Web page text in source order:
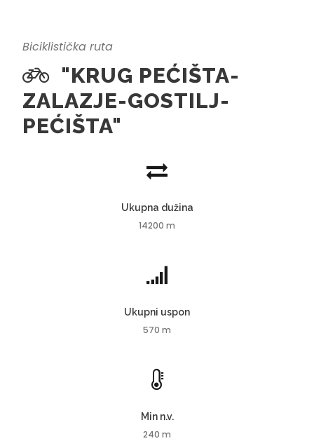
Biciklistička ruta
"KRUG PEĆIŠTA-
ZALAZJE-GOSTILJ-
PEĆIŠTA"
Ukupna dužina
14200 m
Ukupni uspon
570 m
Min n.v.
240 m